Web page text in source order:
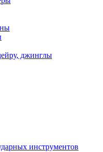
джинглы
инструментов